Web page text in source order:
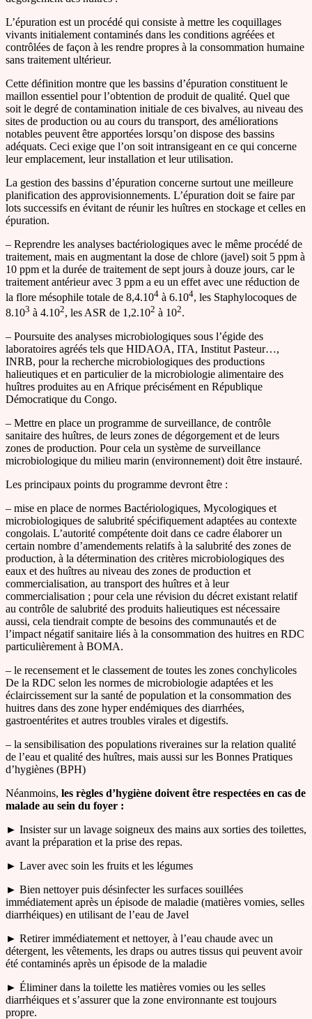
L’épuration est un procédé qui consiste à mettre les coquillages
vivants initialement contaminés dans les conditions agréées et
contrôlées de façon à les rendre propres à la consommation humaine
sans traitement ultérieur.
Cette définition montre que les bassins d’épuration constituent le
maillon essentiel pour l’obtention de produit de qualité. Quel que
soit le degré de contamination initiale de ces bivalves, au niveau des
sites de production ou au cours du transport, des améliorations
notables peuvent être apportées lorsqu’on dispose des bassins
adéquats. Ceci exige que l’on soit intransigeant en ce qui concerne
leur emplacement, leur installation et leur utilisation.
La gestion des bassins d’épuration concerne surtout une meilleure
planification des approvisionnements. L’épuration doit se faire par
lots successifs en évitant de réunir les huîtres en stockage et celles en
épuration.
– Reprendre les analyses bactériologiques avec le même procédé de
traitement, mais en augmentant la dose de chlore (javel) soit 5 ppm à
10 ppm et la durée de traitement de sept jours à douze jours, car le
traitement antérieur avec 3 ppm a eu un effet avec une réduction de
la flore mésophile totale de 8,4.104 à 6.104, les Staphylocoques de
8.103 à 4.102, les ASR de 1,2.102 à 102.
– Poursuite des analyses microbiologiques sous l’égide des
laboratoires agréés tels que HIDAOA, ITA, Institut Pasteur…,
INRB, pour la recherche microbiologiques des productions
halieutiques et en particulier de la microbiologie alimentaire des
huîtres produites au en Afrique précisément en République
Démocratique du Congo.
– Mettre en place un programme de surveillance, de contrôle
sanitaire des huîtres, de leurs zones de dégorgement et de leurs
zones de production. Pour cela un système de surveillance
microbiologique du milieu marin (environnement) doit être instauré.
Les principaux points du programme devront être :
– mise en place de normes Bactériologiques, Mycologiques et
microbiologiques de salubrité spécifiquement adaptées au contexte
congolais. L’autorité compétente doit dans ce cadre élaborer un
certain nombre d’amendements relatifs à la salubrité des zones de
production, à la détermination des critères microbiologiques des
eaux et des huîtres au niveau des zones de production et
commercialisation, au transport des huîtres et à leur
commercialisation ; pour cela une révision du décret existant relatif
au contrôle de salubrité des produits halieutiques est nécessaire
aussi, cela tiendrait compte de besoins des communautés et de
l’impact négatif sanitaire liés à la consommation des huitres en RDC
particulièrement à BOMA.
– le recensement et le classement de toutes les zones conchylicoles
De la RDC selon les normes de microbiologie adaptées et les
éclaircissement sur la santé de population et la consommation des
huitres dans des zone hyper endémiques des diarrhées,
gastroentérites et autres troubles virales et digestifs.
– la sensibilisation des populations riveraines sur la relation qualité
de l’eau et qualité des huîtres, mais aussi sur les Bonnes Pratiques
d’hygiènes (BPH)
Néanmoins, les règles d’hygiène doivent être respectées en cas de
malade au sein du foyer :
► Insister sur un lavage soigneux des mains aux sorties des toilettes,
avant la préparation et la prise des repas.
► Laver avec soin les fruits et les légumes
► Bien nettoyer puis désinfecter les surfaces souillées
immédiatement après un épisode de maladie (matières vomies, selles
diarrhéiques) en utilisant de l’eau de Javel
► Retirer immédiatement et nettoyer, à l’eau chaude avec un
détergent, les vêtements, les draps ou autres tissus qui peuvent avoir
été contaminés après un épisode de la maladie
► Éliminer dans la toilette les matières vomies ou les selles
diarrhéiques et s’assurer que la zone environnante est toujours
propre.